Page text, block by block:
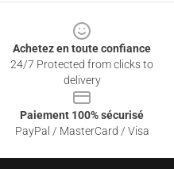
Achetez en toute confiance
24/7 Protected from clicks to
delivery
Paiement 100% sécurisé
PayPal / MasterCard / Visa